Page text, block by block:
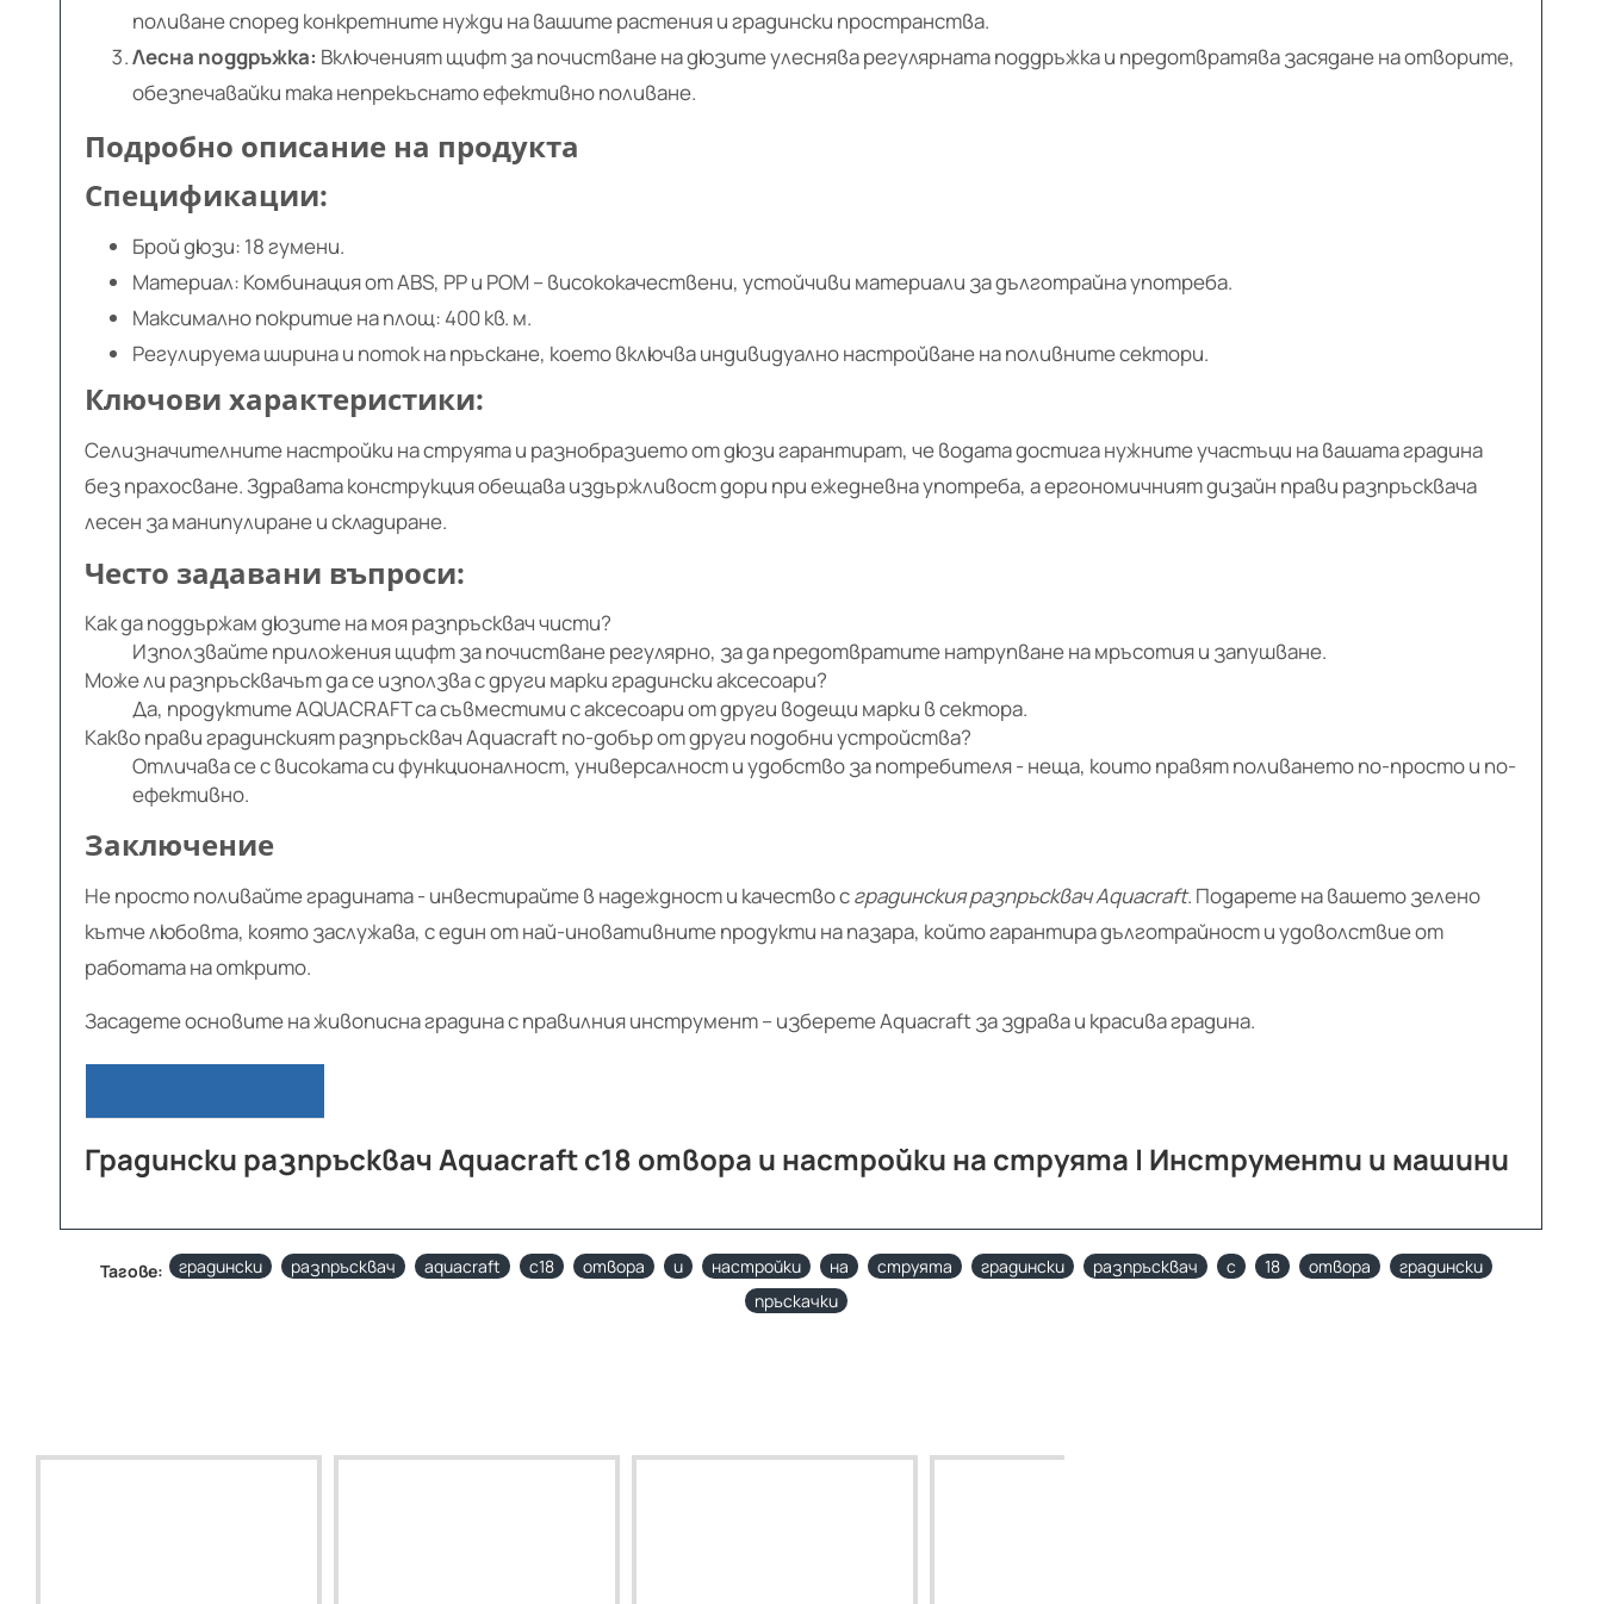
поливане според конкретните нужди на вашите растения и градински пространства.
Лесна поддръжка: Включеният щифт за почистване на дюзите улеснява регулярната поддръжка и предотвратява засядане на отворите,
обезпечавайки така непрекъснато ефективно поливане.
Подробно описание на продукта
Спецификации:
Брой дюзи: 18 гумени.
Материал: Комбинация от ABS, PP и POM – висококачествени, устойчиви материали за дълготрайна употреба.
Максимално покритие на площ: 400 кв. м.
Регулируема ширина и поток на пръскане, което включва индивидуално настройване на поливните сектори.
Ключови характеристики:
Селизначителните настройки на струята и разнобразието от дюзи гарантират, че водата достига нужните участъци на вашата градина
без прахосване. Здравата конструкция обещава издържливост дори при ежедневна употреба, а ергономичният дизайн прави разпръсквача
лесен за манипулиране и складиране.
Често задавани въпроси:
Как да поддържам дюзите на моя разпръсквач чисти?
Използвайте приложения щифт за почистване регулярно, за да предотвратите натрупване на мръсотия и запушване.
Може ли разпръсквачът да се използва с други марки градински аксесоари?
Да, продуктите AQUACRAFT са съвместими с аксесоари от други водещи марки в сектора.
Какво прави градинският разпръсквач Aquacraft по-добър от други подобни устройства?
Отличава се с високата си функционалност, универсалност и удобство за потребителя - неща, които правят поливането по-просто и по-
ефективно.
Заключение
Не просто поливайте градината - инвестирайте в надеждност и качество сградинския разпръсквач Aquacraft. Подарете на вашето зелено
кътче любовта, която заслужава, с един от най-иновативните продукти на пазара, който гарантира дълготрайност и удоволствие от
работата на открито.
Засадете основите на живописна градина с правилния инструмент – изберете Aquacraft за здрава и красива градина.
Градински разпръсквач Aquacraft с18 отвора и настройки на струята | Инструменти и машини
Тагове: градински разпръсквач aquacraft с18 отвора и настройки на струята градински разпръсквач с 18 отвора
градински
пръскачки